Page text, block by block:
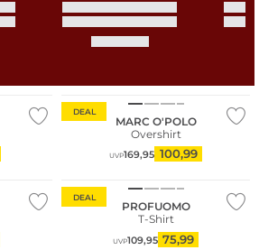
DEAL
MARC O'POLO
Overshirt
UVP169,95 100,99
DEAL
PROFUOMO
T-Shirt
UVP109,95 75,99